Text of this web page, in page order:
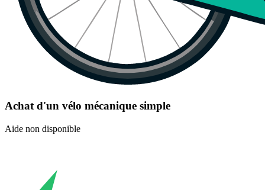
Achat d'un vélo mécanique simple
Aide non disponible